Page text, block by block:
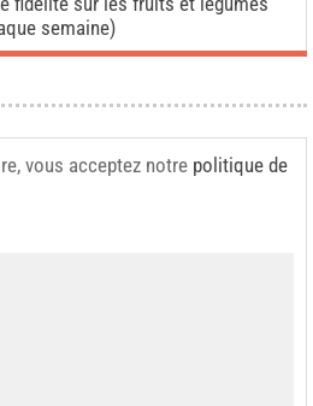
semaine)
vous acceptez notre politique de